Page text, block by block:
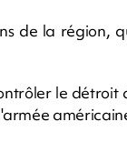
de la région,
le